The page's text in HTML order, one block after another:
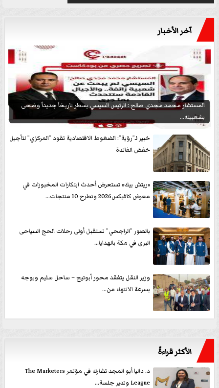
آخر الأخبار
المستشار محمد مجدي صالح : الرئيس السيسي يسطر تاريخاً جديداً وضحى
بشعبيته...
خبير لـ”رؤية”: الضغوط الاقتصادية تقود ”المركزي” لتأجيل
خفض الفائدة
«ريتش بيك» تستعرض أحدث ابتكارات المخبوزات في
معرض كافيكس2026 وتطرح 10 منتجات...
بالصور ”الراجحي” تستقبل أولى رحلات الحج السياحى
البرى في مكة بالهدايا...
وزير النقل يتفقد محور أبوتيج – ساحل سليم ويوجه
بسرعة الانتهاء من...
الأكثر قراءةً
د. داليا أبو المجد تشارك في مؤتمر The Marketers
League وتدير جلسة...